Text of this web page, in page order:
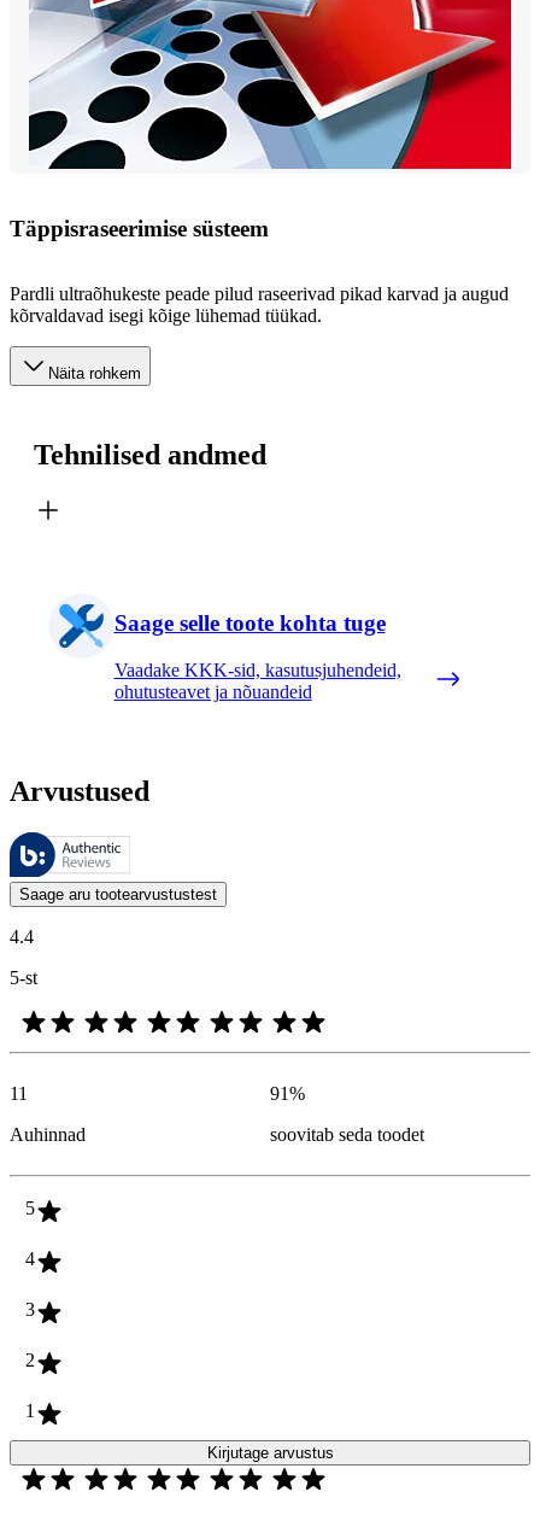
Täppisraseerimise süsteem
Pardli ultraõhukeste peade pilud raseerivad pikad karvad ja augud
kõrvaldavad isegi kõige lühemad tüükad.
Näita rohkem
Tehnilised andmed
Saage selle toote kohta tuge
Vaadake KKK-sid, kasutusjuhendeid,
ohutusteavet ja nõuandeid
Arvustused
Neid arvustusi haldab Bazaarvoice ja need vastavad Bazaarvoice’i
Kliendi arvamused toodete ja tärnihinnangute kujul on kasulikud
Saage aru tootearvustustest
4.4
5-st
11
Auhinnad
91%
soovitab seda toodet
5
4
3
2
1
Kirjutage arvustus